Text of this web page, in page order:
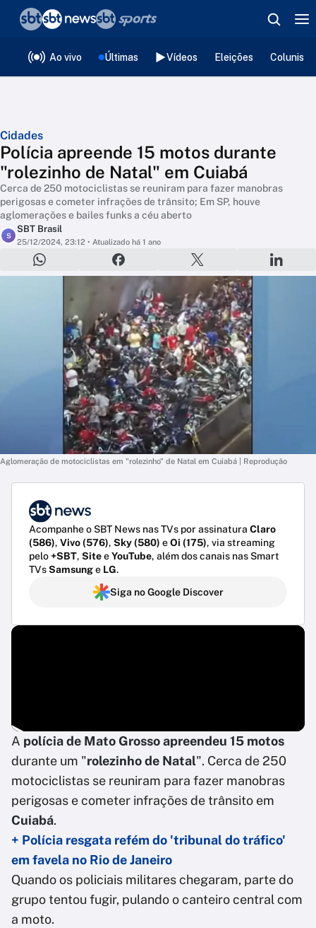
Ao vivo Últimas Vídeos Eleições
Cidades
Polícia apreende 15 motos durante
"rolezinho de Natal" em Cuiabá
Cerca de 250 motociclistas se reuniram para fazer manobras
perigosas e cometer infrações de trânsito; Em SP, houve
aglomerações e bailes funks a céu aberto
S
SBT Brasil
25/12/2024, 23:12 • Atualizado há 1 ano
Aglomeração de motociclistas em "rolezinho" de Natal em Cuiabá | Reprodução
Acompanhe o SBT News nas TVs por assinatura Claro
(586), Vivo (576), Sky (580) eOi (175), via streaming
pelo+SBT, SiteeYouTube, além dos canais nas Smart
TVsSamsunge LG.
Siga no Google Discover
A polícia de Mato Grosso apreendeu 15 motos
durante um "rolezinho de Natal". Cerca de 250
motociclistas se reuniram para fazer manobras
perigosas e cometer infrações de trânsito em
Cuiabá.
+ Polícia resgata refém do 'tribunal do tráfico'
em favela no Rio de Janeiro
Quando os policiais militares chegaram, parte do
grupo tentou fugir, pulando o canteiro central com
a moto.
❮voltar
Editorias